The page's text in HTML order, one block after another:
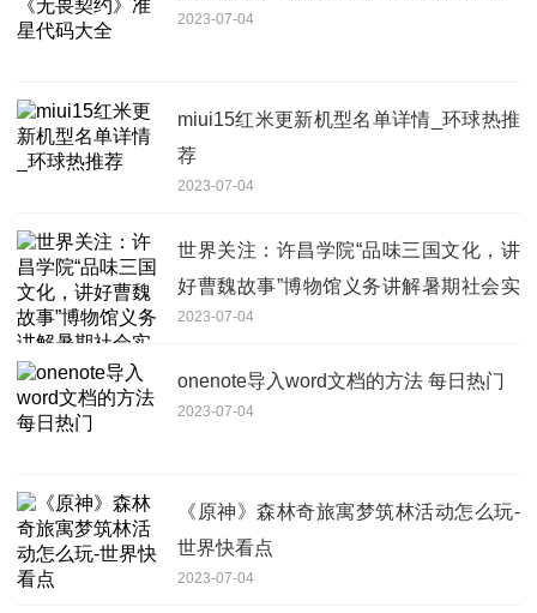
2023-07-04
miui15红米更新机型名单详情_环球热推
荐
2023-07-04
世界关注：许昌学院“品味三国文化，讲
好曹魏故事”博物馆义务讲解暑期社会实
践圆满结束
2023-07-04
onenote导入word文档的方法 每日热门
2023-07-04
《原神》森林奇旅寓梦筑林活动怎么玩-
世界快看点
2023-07-04